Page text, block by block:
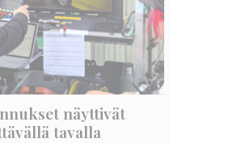
näyttivät
tavalla